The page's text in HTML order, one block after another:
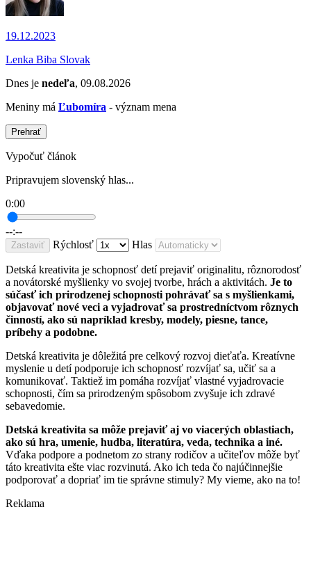
19.12.2023
Lenka Biba Slovak
Dnes je nedeľa, 09.08.2026
Meniny má Ľubomíra - význam mena
Prehrať
Vypočuť článok
Pripravujem slovenský hlas...
0:00
--:--
Zastaviť Rýchlosť Hlas
Detská kreativita je schopnosť detí prejaviť originalitu, rôznorodosť
a novátorské myšlienky vo svojej tvorbe, hrách a aktivitách. Je to
súčasť ich prirodzenej schopnosti pohrávať sa s myšlienkami,
objavovať nové veci a vyjadrovať sa prostredníctvom rôznych
činností, ako sú napríklad kresby, modely, piesne, tance,
príbehy a podobne.
Detská kreativita je dôležitá pre celkový rozvoj dieťaťa. Kreatívne
myslenie u detí podporuje ich schopnosť rozvíjať sa, učiť sa a
komunikovať. Taktiež im pomáha rozvíjať vlastné vyjadrovacie
schopnosti, čím sa prirodzeným spôsobom zvyšuje ich zdravé
sebavedomie.
Detská kreativita sa môže prejaviť aj vo viacerých oblastiach,
ako sú hra, umenie, hudba, literatúra, veda, technika a iné.
Vďaka podpore a podnetom zo strany rodičov a učiteľov môže byť
táto kreativita ešte viac rozvinutá. Ako ich teda čo najúčinnejšie
podporovať a dopriať im tie správne stimuly? My vieme, ako na to!
Reklama